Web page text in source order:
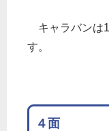
キャラバンは
す。
４面